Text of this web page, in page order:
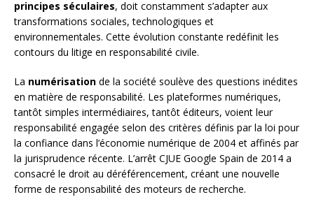
principes séculaires, doit constamment s’adapter aux
transformations sociales, technologiques et
environnementales. Cette évolution constante redéfinit les
contours du litige en responsabilité civile.
La numérisation de la société soulève des questions inédites
en matière de responsabilité. Les plateformes numériques,
tantôt simples intermédiaires, tantôt éditeurs, voient leur
responsabilité engagée selon des critères définis par la loi pour
la confiance dans l’économie numérique de 2004 et affinés par
la jurisprudence récente. L’arrêt CJUE Google Spain de 2014 a
consacré le droit au déréférencement, créant une nouvelle
forme de responsabilité des moteurs de recherche.